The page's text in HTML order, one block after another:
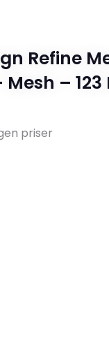
Refine
– 123
priser